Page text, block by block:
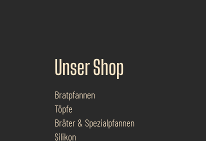
Unser Shop
Bratpfannen
Töpfe
Bräter & Spezialpfannen
Silikon